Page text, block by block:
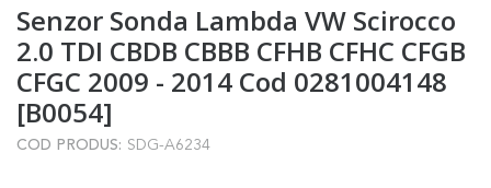
to
the
beginning
of
the
images
Senzor Sonda Lambda VW Scirocco
2.0 TDI CBDB CBBB CFHB CFHC CFGB
CFGC 2009 - 2014 Cod 0281004148
[B0054]
COD PRODUS: SDG-A6234